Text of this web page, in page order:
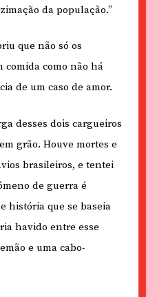
da população.”
que não só os
comida como não há
de um caso de amor.
desses dois cargueiros
grão. Houve mortes e
brasileiros, e tentei
de guerra é
história que se baseia
havido entre esse
e uma cabo-